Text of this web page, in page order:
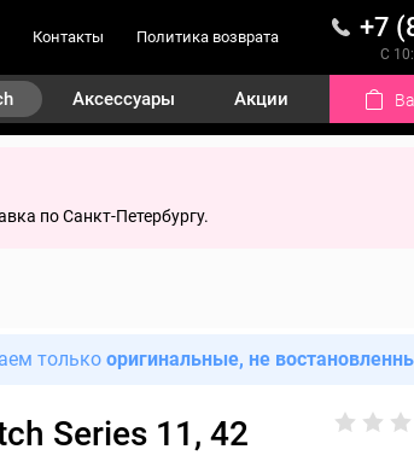
Контакты Политика возврата +7
С
Аксессуары Акции
по Санкт-Петербургу.
только оригинальные, не
Series 11, 42